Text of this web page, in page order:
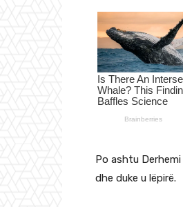
Po ashtu
dhe duke u lëpirë.